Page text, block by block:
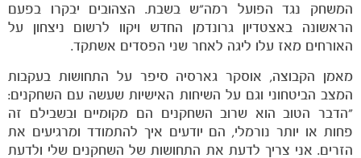
הקבוצות
המשחק נגד הפועל רמה"ש בשבת. הצהובים יבקרו בפעם
הראשונה באצטדיון גרונדמן החדש ויקוו לרשום ניצחון על
האורחים מאז עלו ליגה לאחר שני הפסדים אשתקד.
מאמן הקבוצה, אוסקר גארסיה סיפר על התחושות בעקבות
המצב הביטחוני וגם על השיחות האישיות שעשה עם השחקנים:
"הדבר הטוב הוא שרוב השחקנים הם מקומיים ובשבילם זה
פחות או יותר נורמלי, הם יודעים איך להתמודד ומרגיעים את
הזרים. אני צריך לדעת את התחושות של השחקנים שלי ולדעת